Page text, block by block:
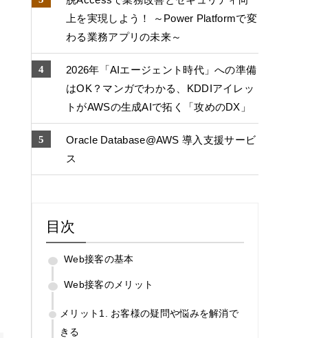
上を実現しよう！ ～Power Platformで変
わる業務アプリの未来～
2026年「AIエージェント時代」への準備
はOK？マンガでわかる、KDDIアイレッ
トがAWSの生成AIで拓く「攻めのDX」
Oracle Database@AWS 導入支援サービ
ス
目次
Web接客の基本
Web接客のメリット
メリット1. お客様の疑問や悩みを解消で
きる